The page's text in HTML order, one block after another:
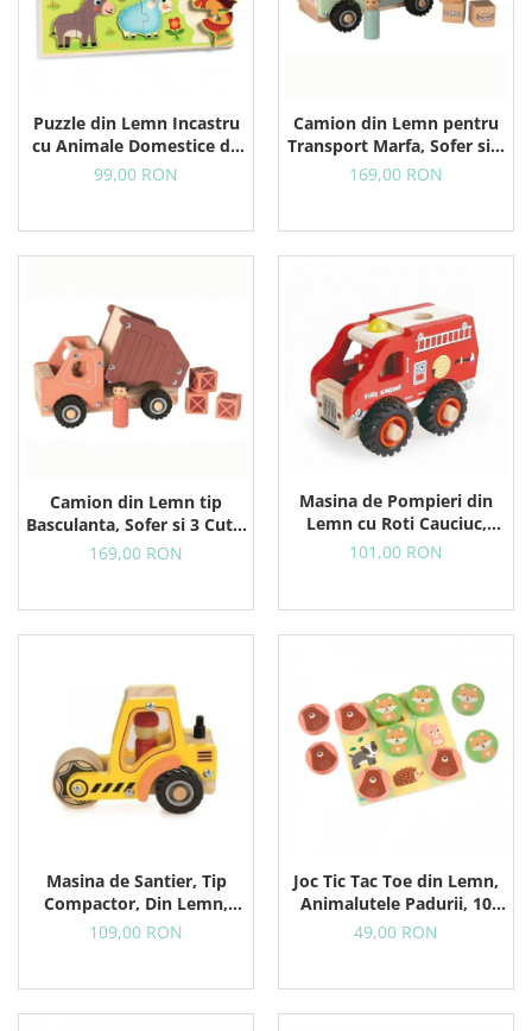
Puzzle din Lemn Incastru
cu Animale Domestice de
la Ferma, 12 Piese
99,00 RON
Camion din Lemn pentru
Transport Marfa, Sofer si 3
Colete, 18+ Luni
169,00 RON
Camion din Lemn tip
Basculanta, Sofer si 3 Cutii,
18+ Luni
169,00 RON
Masina de Pompieri din
Lemn cu Roti Cauciuc,
Rosie
101,00 RON
Masina de Santier, Tip
Compactor, Din Lemn,
Galbena
109,00 RON
Joc Tic Tac Toe din Lemn,
Animalutele Padurii, 10
Piese in Punga Textila
49,00 RON